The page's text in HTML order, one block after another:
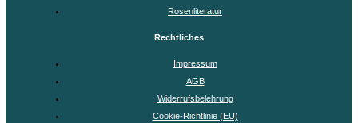
Rosenliteratur
Rechtliches
Impressum
AGB
Widerrufsbelehrung
Cookie-Richtlinie (EU)